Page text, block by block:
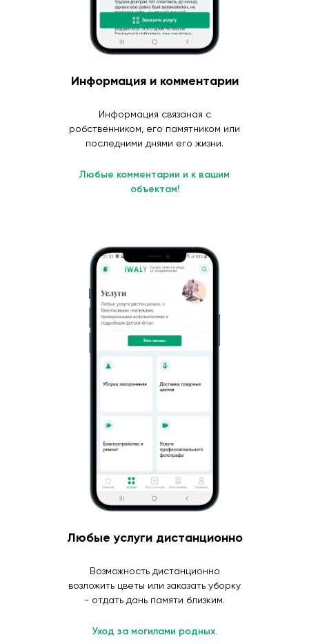
Информация и комментарии
Информация связаная с
робственником, его памятником или
последними днями его жизни.
Любые комментарии и к вашим
объектам!
Любые услуги дистанционно
Возможность дистанционно
возложить цветы или заказать уборку
- отдать дань памяти близким.
Уход за могилами родных.